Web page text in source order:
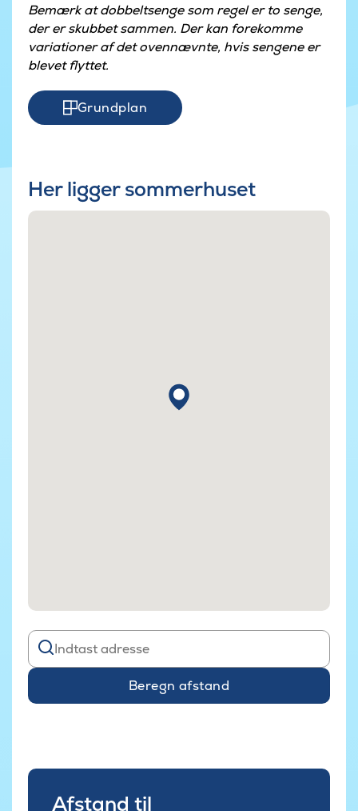
Bemærk at dobbeltsenge som regel er to senge,
der er skubbet sammen. Der kan forekomme
variationer af det ovennævnte, hvis sengene er
blevet flyttet.
Grundplan
Her ligger sommerhuset
Beregn afstand
Afstand til